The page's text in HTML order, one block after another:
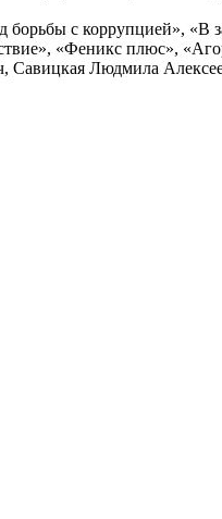
с коррупцией», «В
«Феникс плюс»,
Савицкая Людмила